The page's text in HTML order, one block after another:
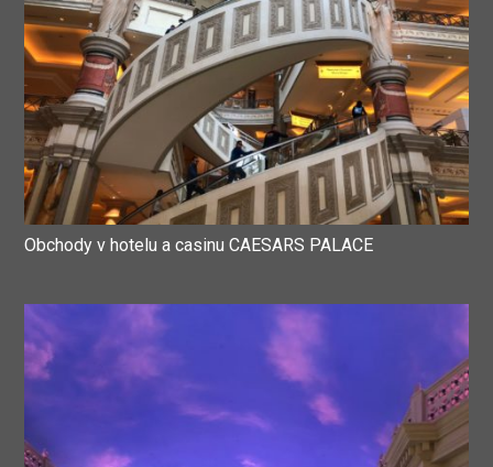
Obchody v hotelu a casinu CAESARS PALACE